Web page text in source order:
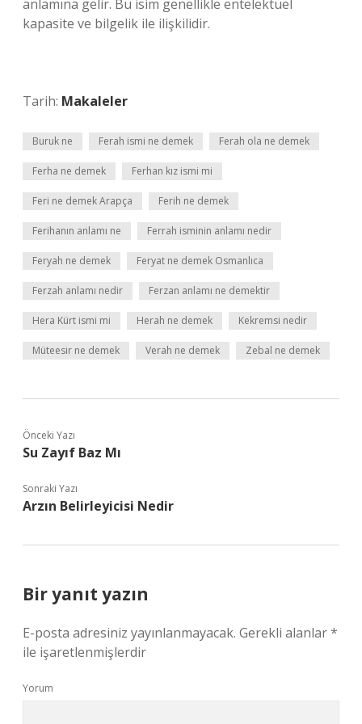
anlamına gelir. Bu isim genellikle entelektüel
kapasite ve bilgelik ile ilişkilidir.
Tarih: Makaleler
Buruk ne Ferah ismi ne demek Ferah ola ne demek
Ferha ne demek Ferhan kız ismi mi
Feri ne demek Arapça Ferih ne demek
Ferihanın anlamı ne Ferrah isminin anlamı nedir
Feryah ne demek Feryat ne demek Osmanlıca
Ferzah anlamı nedir Ferzan anlamı ne demektir
Hera Kürt ismi mi Herah ne demek Kekremsi nedir
Müteesir ne demek Verah ne demek Zebal ne demek
Önceki Yazı
Su Zayıf Baz Mı
Sonraki Yazı
Arzın Belirleyicisi Nedir
Bir yanıt yazın
E-posta adresiniz yayınlanmayacak. Gerekli alanlar*
ile işaretlenmişlerdir
Yorum